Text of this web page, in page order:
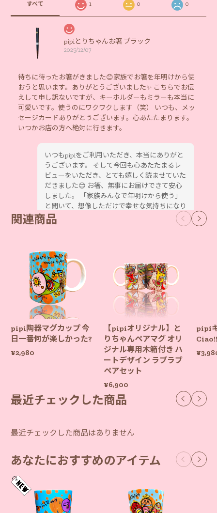
すべて 1 0 0
pipiとりちゃんお箸 ブラック
2025/12/07
待ちに待ったお箸がきました😊家族でお箸を年明けから使
おうと思います。ありがとうございました✨ こちらでお伝
えして申し訳ないですが、キーホルダーもミラーも本当に
可愛いです。使うのにワクワクします（笑） いつも、メッ
セージカードありがとうございます。心あたたまります。
いつかお店の方へ絶対に行きます。
いつもpipiをご利用いただき、本当にありがと
うございます。 そして今回も心あたたまるレ
ビューをいただき、とても嬉しく読ませていた
だきました😊 お箸、無事にお届けできて安心
しました。 「家族みんなで年明けから使う」
と聞いて、想像しただけで幸せな気持ちになり
ます。大切な日常の時間にpipiが寄り添えるこ
と、心から光栄です。 さらに、キーホルダー
んて、作り手として本当に幸せです✨ メッセー
ジカードも毎回見てくださりありがとうござ
います。 お客様に少しでもあたたかい気持ち
を届けたいと思いながらお書きしているので、
そう言っていただけて胸がじんとしました。
「いつかお店へ絶対に行きます」の言葉、と
ても嬉しかったです。 その日が来るのを楽し
みにお待ちしています。 これからもどうぞよ
ろしくお願いいたします🌿
関連商品
pipi陶器マグカップ 今
日一番何が楽しかった?
¥2,980
【pipiオリジナル】と
りちゃんペアマグ オリ
ジナル専用木箱付き ハ
ートデザイン ラブラブ
ペアセット
¥6,900
pipi
最近チェックした商品
最近チェックした商品はありません
あなたにおすすめのアイテム